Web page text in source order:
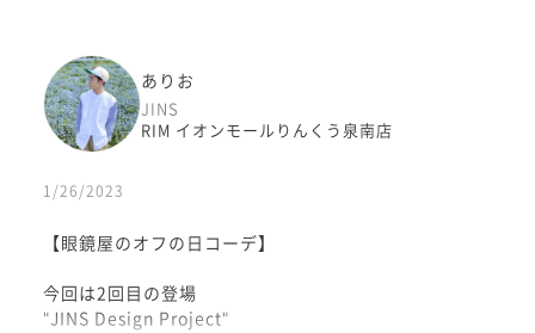
ありお
JINS
RIM イオンモールりんくう泉南店
1/26/2023
【眼鏡屋のオフの日コーデ】
今回は2回目の登場
"JINS Design Project"